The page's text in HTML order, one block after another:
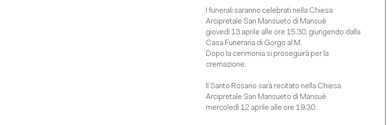
I funerali saranno celebrati nella Chiesa
Arcipretale San Mansueto di Mansuè
giovedì 13 aprile alle ore 15.30, giungendo dalla
Casa Funeraria di Gorgo al M.
Dopo la cerimonia si proseguirà per la
cremazione.
Il Santo Rosario sarà recitato nella Chiesa
Arcipretale San Mansueto di Mansuè
mercoledì 12 aprile alle ore 19.30.